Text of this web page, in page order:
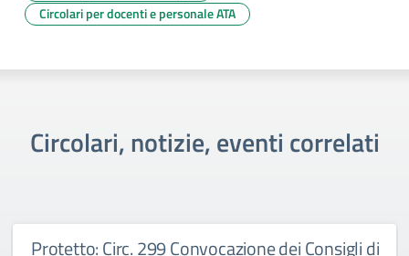
Circolari per docenti e personale ATA
Circolari, notizie, eventi correlati
Protetto: Circ. 299 Convocazione dei Consigli di